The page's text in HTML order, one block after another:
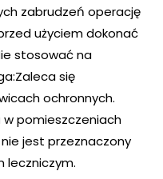
zabrudzeń operację
użyciem dokonać
stosować na
się
ochronnych.
pomieszczeniach
jest przeznaczony
leczniczym.